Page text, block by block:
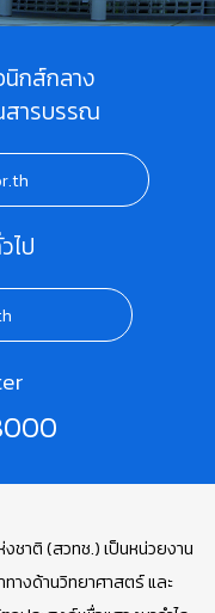
กส์กลาง
ารบรรณ
ไป
ชาติ (สวทช.) เป็นหน่วยงาน
งด้านวิทยาศาสตร์ และ